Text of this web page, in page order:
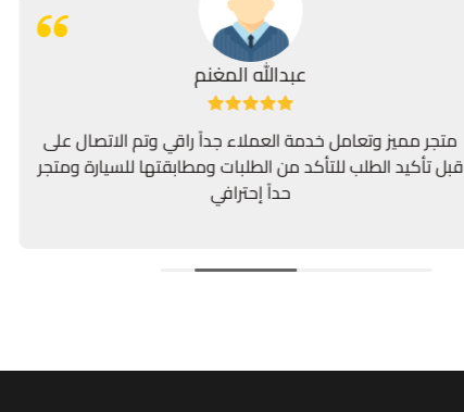
عبدالله المغنم
متجر مميز وتعامل خدمة العملاء جداً راقي وتم الاتصال على
قبل تأكيد الطلب للتأكد من الطلبات ومطابقتها للسيارة ومتجر
حداً إحترافي